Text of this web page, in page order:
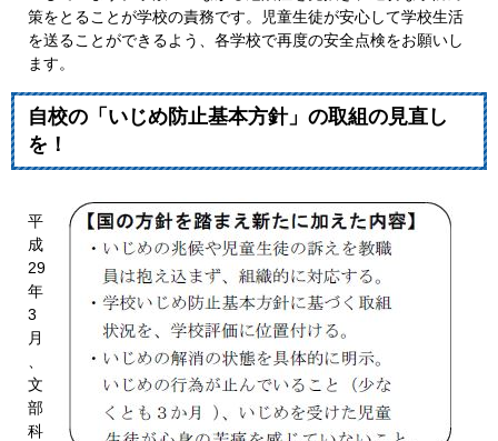
策をとることが学校の責務です。児童生徒が安心して学校生活
を送ることができるよう、各学校で再度の安全点検をお願いし
ます。
自校の「いじめ防止基本方針」の取組の見直し
を！
平
成
29
年
3
月
文
部
科